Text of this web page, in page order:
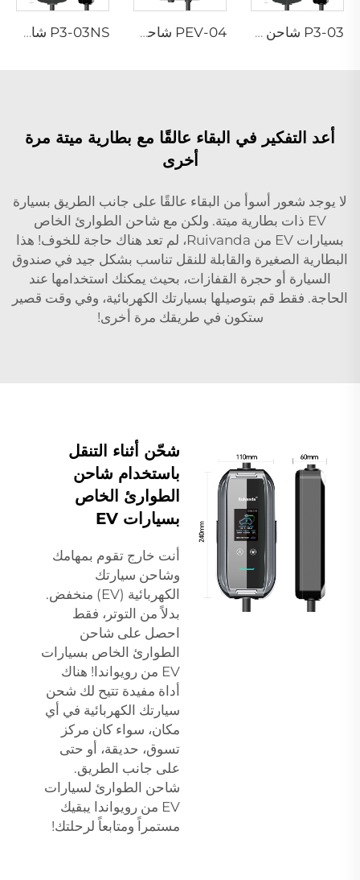
P3-03 شاحن محمول لسيارات EV PEV-04 شاحن AC EV WALLBOX P3-03NS شاحن محمول لسيارات EV
أعد التفكير في البقاء عالقًا مع بطارية ميتة مرة
أخرى
لا يوجد شعور أسوأ من البقاء عالقًا على جانب الطريق بسيارة
EV ذات بطارية ميتة. ولكن مع شاحن الطوارئ الخاص
بسيارات EV من Ruivanda، لم تعد هناك حاجة للخوف! هذا
البطارية الصغيرة والقابلة للنقل تناسب بشكل جيد في صندوق
السيارة أو حجرة القفازات، بحيث يمكنك استخدامها عند
الحاجة. فقط قم بتوصيلها بسيارتك الكهربائية، وفي وقت قصير
ستكون في طريقك مرة أخرى!
شحّن أثناء التنقل
باستخدام شاحن
الطوارئ الخاص
بسيارات EV
أنت خارج تقوم بمهامك
وشاحن سيارتك
الكهربائية (EV) منخفض.
بدلاً من التوتر، فقط
احصل على شاحن
الطوارئ الخاص بسيارات
EV من رويواندا! هناك
أداة مفيدة تتيح لك شحن
سيارتك الكهربائية في أي
مكان، سواء كان مركز
تسوق، حديقة، أو حتى
على جانب الطريق.
شاحن الطوارئ لسيارات
EV من رويواندا يبقيك
مستمراً ومتابعاً لرحلتك!